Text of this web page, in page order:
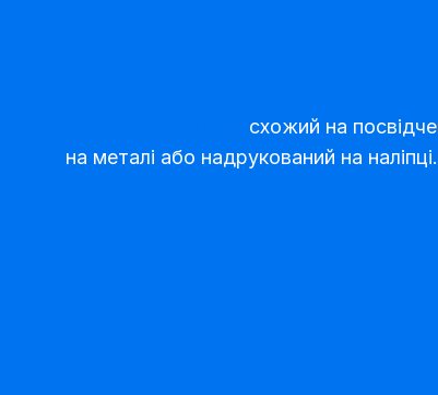
схожий на
на металі або надрукований на